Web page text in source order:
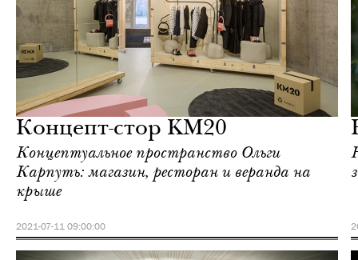
Концепт-стор KM20
Концептуальное пространство Ольги
Карпуть: магазин, ресторан и веранда на
крыше
2021-07-11 09:00:00